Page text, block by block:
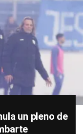
un pleno de